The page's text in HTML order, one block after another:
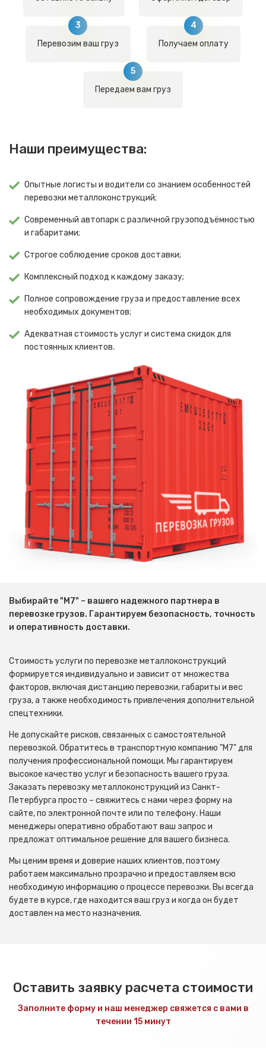
Перевозим ваш груз Получаем оплату
Передаем вам груз
Наши преимущества:
Опытные логисты и водители со знанием особенностей
перевозки металлоконструкций;
Современный автопарк с различной грузоподъёмностью
и габаритами;
Строгое соблюдение сроков доставки;
Комплексный подход к каждому заказу;
Полное сопровождение груза и предоставление всех
необходимых документов;
Адекватная стоимость услуг и система скидок для
постоянных клиентов.
Выбирайте "М7" – вашего надежного партнера в
перевозке грузов. Гарантируем безопасность, точность
и оперативность доставки.
Стоимость услуги по перевозке металлоконструкций
формируется индивидуально и зависит от множества
факторов, включая дистанцию перевозки, габариты и вес
груза, а также необходимость привлечения дополнительной
спецтехники.
Не допускайте рисков, связанных с самостоятельной
перевозкой. Обратитесь в транспортную компанию "М7" для
получения профессиональной помощи. Мы гарантируем
высокое качество услуг и безопасность вашего груза.
Заказать перевозку металлоконструкций из Санкт-
Петербурга просто – свяжитесь с нами через форму на
сайте, по электронной почте или по телефону. Наши
менеджеры оперативно обработают ваш запрос и
предложат оптимальное решение для вашего бизнеса.
Мы ценим время и доверие наших клиентов, поэтому
работаем максимально прозрачно и предоставляем всю
необходимую информацию о процессе перевозки. Вы всегда
будете в курсе, где находится ваш груз и когда он будет
доставлен на место назначения.
Оставить заявку расчета стоимости
Заполните форму и наш менеджер свяжется с вами в
течении 15 минут